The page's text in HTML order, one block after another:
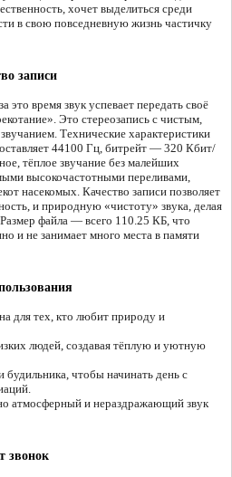
хочет выделиться среди
в свою повседневную жизнь частичку
записи
это время звук успевает передать своё
Это стереозапись с чистым,
Технические характеристики
44100 Гц, битрейт — 320 Кбит/
тёплое звучание без малейших
высокочастотными переливами,
насекомых. Качество записи позволяет
и природную «чистоту» звука, делая
файла — всего 110.25 КБ, что
и не занимает много места в памяти
для тех, кто любит природу и
людей, создавая тёплую и уютную
чтобы начинать день с
атмосферный и нераздражающий звук
звонок